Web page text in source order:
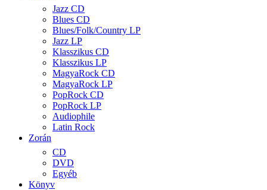
Jazz CD
Blues CD
Blues/Folk/Country LP
Jazz LP
Klasszikus CD
Klasszikus LP
MagyaRock CD
MagyaRock LP
PopRock CD
PopRock LP
Audiophile
Latin Rock
Zorán
CD
DVD
Egyéb
Könyv